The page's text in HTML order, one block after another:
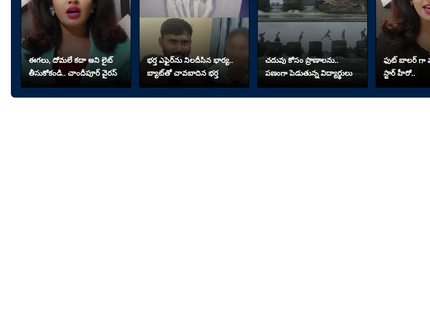
ఈగలు, దోమలే కదా అని లైట్
తీసుకోకండి.. చాందీపూర్ వైరస్
భర్త ఎఫైర్‌ను నిలదీసిన భార్య..
బ్యాట్‌తో చావబాదిన భర్త
చదువు కోసం ప్రాణాలను..
పణంగా పెడుతున్న విద్యార్థులు
ఫుట్ బాలర్
స్టార్ హీరో..